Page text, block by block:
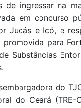
de ingressar na
em concurso
Jucás e Icó, e
para
Substâncias
do
do Ceará (TRE-